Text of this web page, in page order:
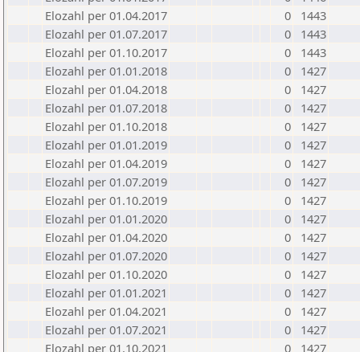
Elozahl per 01.04.2017
0
1443
Elozahl per 01.07.2017
0
1443
Elozahl per 01.10.2017
0
1443
Elozahl per 01.01.2018
0
1427
Elozahl per 01.04.2018
0
1427
Elozahl per 01.07.2018
0
1427
Elozahl per 01.10.2018
0
1427
Elozahl per 01.01.2019
0
1427
Elozahl per 01.04.2019
0
1427
Elozahl per 01.07.2019
0
1427
Elozahl per 01.10.2019
0
1427
Elozahl per 01.01.2020
0
1427
Elozahl per 01.04.2020
0
1427
Elozahl per 01.07.2020
0
1427
Elozahl per 01.10.2020
0
1427
Elozahl per 01.01.2021
0
1427
Elozahl per 01.04.2021
0
1427
Elozahl per 01.07.2021
0
1427
Elozahl per 01.10.2021
0
1427